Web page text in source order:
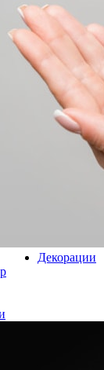
Декорации